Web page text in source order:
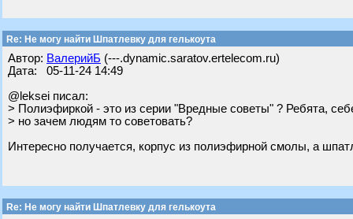
Re: Не могу найти Шпатлевку для гелькоута
Автор: ВалерийБ (---.dynamic.saratov.ertelecom.ru)
Дата: 05-11-24 14:49
@leksei писал:
> Полиэфиркой - это из серии "Вредные советы" ? Ребята,
> но зачем людям то советовать?
Интересно получается, корпус из полиэфирной смолы, а
Re: Не могу найти Шпатлевку для гелькоута